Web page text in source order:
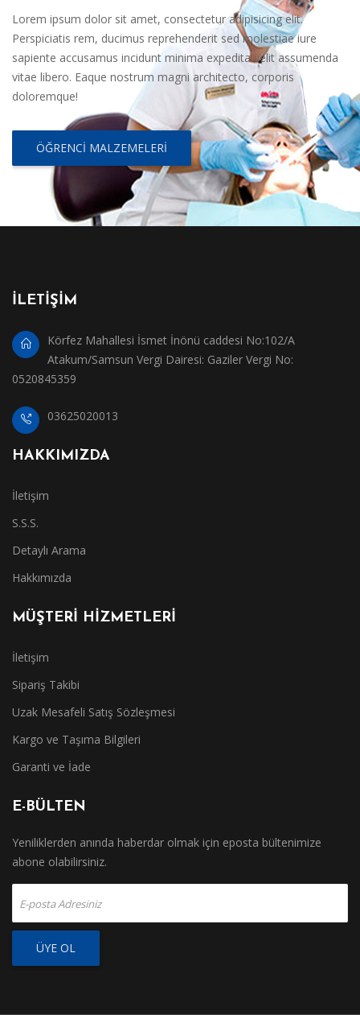
Lorem ipsum dolor sit amet, consectetur adipisicing elit.
Perspiciatis rem, ducimus reprehenderit sed molestiae iure
sapiente accusamus incidunt minima expedita velit assumenda
vitae libero. Eaque nostrum magni architecto, corporis
doloremque!
ÖĞRENCI MALZEMELERI
İLETİŞİM
Körfez Mahallesi İsmet İnönü caddesi No:102/A
Atakum/Samsun Vergi Dairesi: Gaziler Vergi No:
0520845359
03625020013
HAKKIMIZDA
İletişim
S.S.S.
Detaylı Arama
Hakkımızda
MÜŞTERİ HİZMETLERİ
İletişim
Sipariş Takibi
Uzak Mesafeli Satış Sözleşmesi
Kargo ve Taşıma Bilgileri
Garanti ve İade
E-BÜLTEN
Yeniliklerden anında haberdar olmak için eposta bültenimize
abone olabilirsiniz.
ÜYE OL